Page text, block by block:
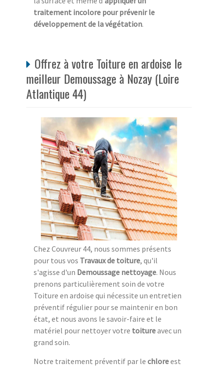
traitement incolore pour prévenir le
développement de la végétation.
Offrez à votre Toiture en ardoise le
meilleur Demoussage à Nozay (Loire
Atlantique 44)
Chez Couvreur 44, nous sommes présents
pour tous vos Travaux de toiture, qu'il
s'agisse d'un Demoussage nettoyage. Nous
prenons particulièrement soin de votre
Toiture en ardoise qui nécessite un entretien
préventif régulier pour se maintenir en bon
état, et nous avons le savoir-faire et le
matériel pour nettoyer votre toitureavec un
grand soin.
Notre traitement préventif par le chloreest